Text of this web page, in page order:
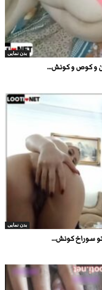
بدن نمایی
و کوص و کونش...
بدن نمایی
سوراخ کونش...